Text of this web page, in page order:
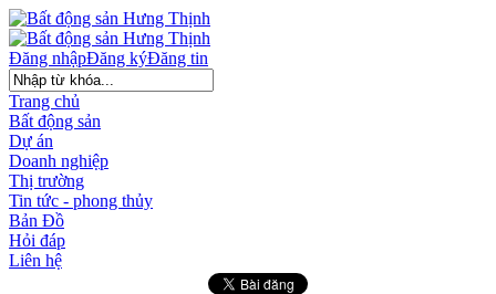
Đăng ký
Đăng nhập Đăng tin
Trang chủ
Bất động sản
Dự án
Doanh nghiệp
Thị trường
Tin tức - phong thủy
Bản Đồ
Hỏi đáp
Liên hệ